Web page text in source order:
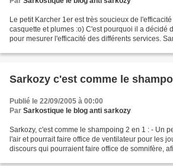
Le petit Karcher 1er est très soucieux de
casquette et plumes :o) C'est pourquoi il a décidé
pour mesurer l'efficacité des différents services.
Sarkozy c'est comme le
Publié le 22/09/2005 à 00:00
Par Sarkostique le blog anti sarkozy
Sarkozy, c'est comme le shampoing 2 en 1 : - Un
l'air et pourrait faire office de ventilateur pour les
discours qui pourraient faire office de somnifère,